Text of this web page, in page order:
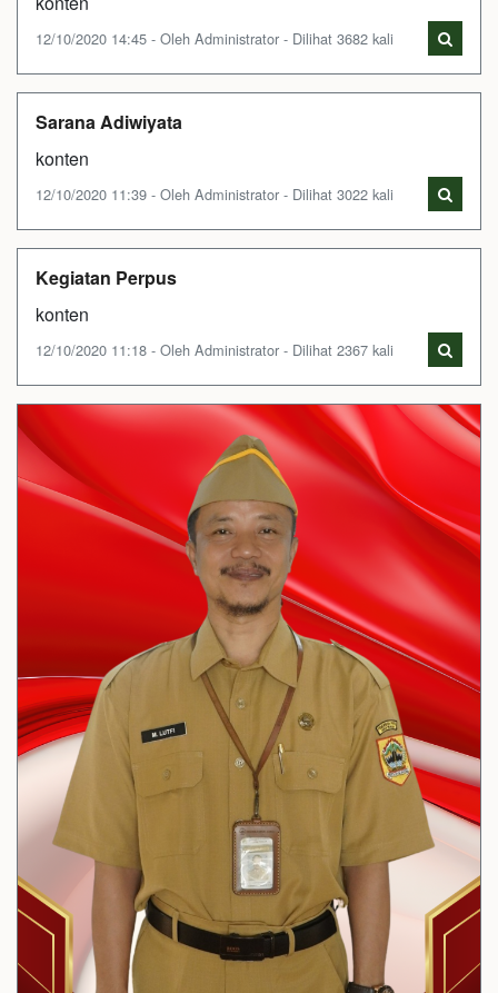
12/10/2020 14:45 - Oleh Administrator - Dilihat 3682 kali
Sarana Adiwiyata
konten
12/10/2020 11:39 - Oleh Administrator - Dilihat 3022 kali
Kegiatan Perpus
konten
12/10/2020 11:18 - Oleh Administrator - Dilihat 2367 kali